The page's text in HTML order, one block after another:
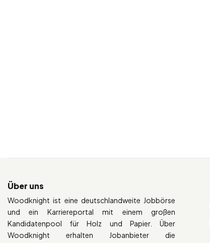
Über uns
Woodknight ist eine deutschlandweite Jobbörse
und ein Karriereportal mit einem großen
Kandidatenpool für Holz und Papier. Über
Woodknight erhalten Jobanbieter die